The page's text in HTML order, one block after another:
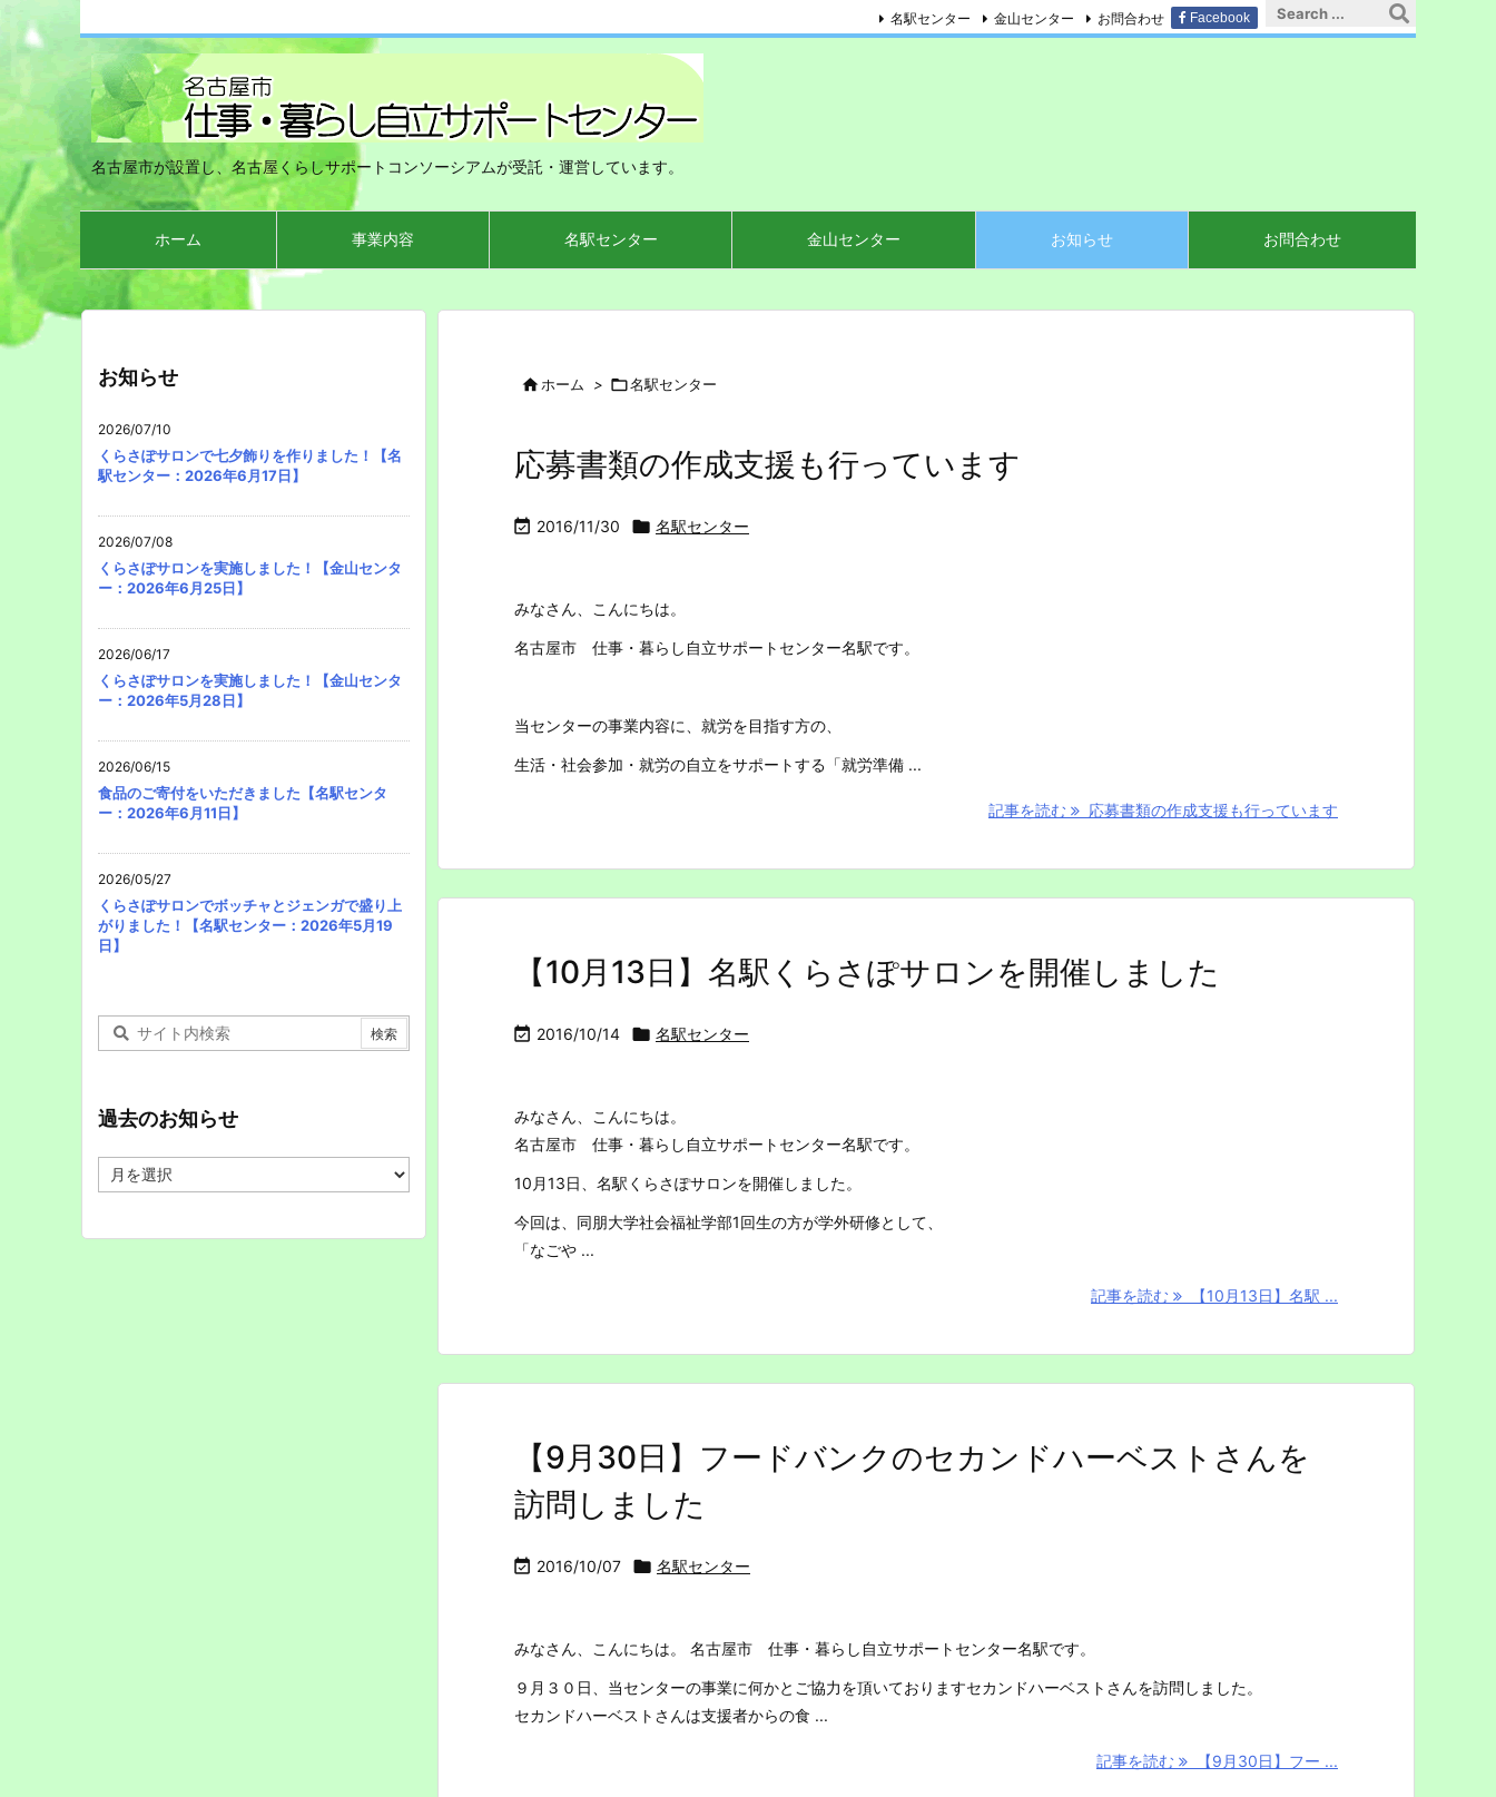
名古屋市が設置し、名古屋くらしサポートコンソーシアムが受託・運営しています。
ホーム 事業内容 名駅センター 金山センター お知らせ お問合わせ
名駅センター 金山センター お問合わせ Facebook
ホーム > 名駅センター
応募書類の作成支援も行っています
 2016/11/30  名駅センター
みなさん、こんにちは。
名古屋市 仕事・暮らし自立サポートセンター名駅です。
当センターの事業内容に、就労を目指す方の、
生活・社会参加・就労の自立をサポートする「就労準備 ...
記事を読む 応募書類の作成支援も行っています
【10月13日】名駅くらさぽサロンを開催しました
 2016/10/14  名駅センター
みなさん、こんにちは。
名古屋市 仕事・暮らし自立サポートセンター名駅です。
10月13日、名駅くらさぽサロンを開催しました。
今回は、同朋大学社会福祉学部1回生の方が学外研修として、
「なごや ...
記事を読む 【10月13日】名駅 ...
【9月30日】フードバンクのセカンドハーベストさんを
訪問しました
 2016/10/07  名駅センター
みなさん、こんにちは。 名古屋市 仕事・暮らし自立サポートセンター名駅です。
９月３０日、当センターの事業に何かとご協力を頂いておりますセカンドハーベストさんを訪問しました。
セカンドハーベストさんは支援者からの食 ...
記事を読む 【9月30日】フー ...
お知らせ
2026/07/10
くらさぽサロンで七夕飾りを作りました！【名
駅センター：2026年6月17日】
2026/07/08
くらさぽサロンを実施しました！【金山センタ
ー：2026年6月25日】
2026/06/17
くらさぽサロンを実施しました！【金山センタ
ー：2026年5月28日】
2026/06/15
食品のご寄付をいただきました【名駅センタ
ー：2026年6月11日】
2026/05/27
くらさぽサロンでボッチャとジェンガで盛り上
がりました！【名駅センター：2026年5月19
日】
過去のお知らせ
去